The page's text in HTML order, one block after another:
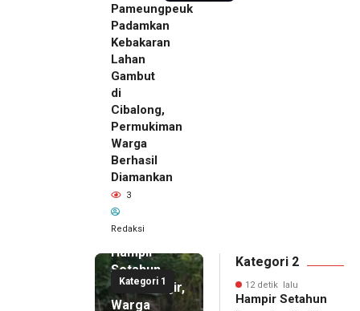
Pameungpeuk
Padamkan
Kebakaran
Lahan
Gambut
di
Cibalong,
Permukiman
Warga
Berhasil
Diamankan
3
Redaksi
Kategori 1
12 detik
Hampir
Setahun
Pascabanjir,
Warga
Kategori 2
12 detik lalu
Hampir Setahun